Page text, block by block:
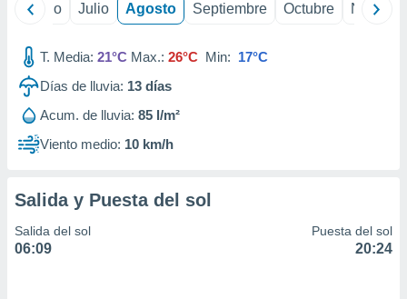
de
1199
Junio Julio Agosto Septiembre Octubre
T. Media: 21°C Max.: 26°C Min: 17°C
Días de lluvia: 13 días
Acum. de lluvia: 85 l/m²
Viento medio: 10 km/h
Salida y Puesta del sol
Salida del sol
06:09
Puesta del sol
20:24